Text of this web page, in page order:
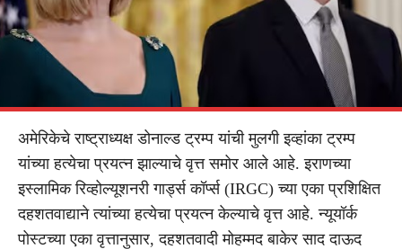
अमेरिकेचे राष्ट्राध्यक्ष डोनाल्ड ट्रम्प यांची मुलगी इव्हांका ट्रम्प
यांच्या हत्येचा प्रयत्न झाल्याचे वृत्त समोर आले आहे. इराणच्या
इस्लामिक रिव्होल्यूशनरी गार्ड्स कॉर्प्स (IRGC) च्या एका प्रशिक्षित
दहशतवाद्याने त्यांच्या हत्येचा प्रयत्न केल्याचे वृत्त आहे. न्यूयॉर्क
पोस्टच्या एका वृत्तानुसार, दहशतवादी मोहम्मद बाकेर साद दाऊद